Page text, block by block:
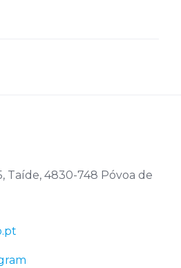
Taíde, 4830-748 Póvoa de